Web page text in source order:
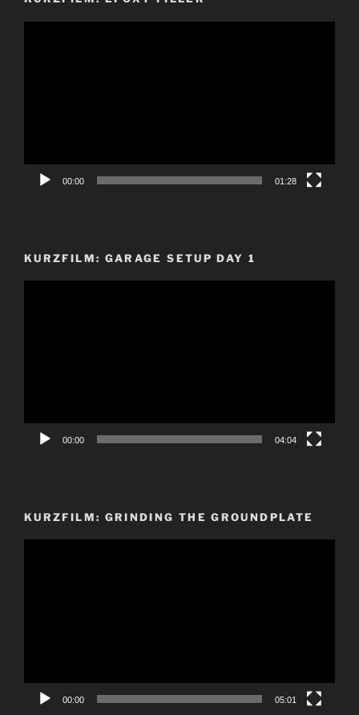
00:00 01:28
KURZFILM: GARAGE SETUP DAY 1
00:00 04:04
KURZFILM: GRINDING THE GROUNDPLATE
00:00 05:01